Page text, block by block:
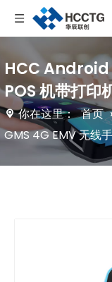
HCC Android
POS 机带打印
你在这里： 首页
GMS 4G EMV 无线